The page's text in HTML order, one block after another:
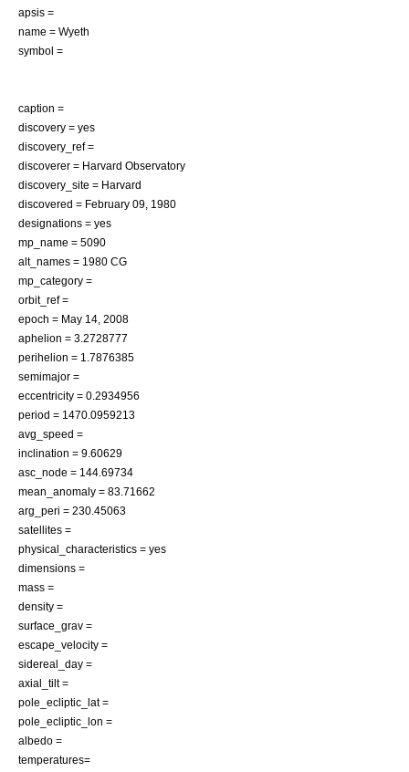
apsis =
name = Wyeth
symbol =
caption =
discovery = yes
discovery_ref =
discoverer = Harvard Observatory
discovery_site = Harvard
discovered = February 09 1980
designations = yes
mp_name = 5090
alt_names = 1980 CG
mp_category =
orbit_ref =
epoch = May 14 2008
aphelion = 3.2728777
perihelion = 1.7876385
semimajor =
eccentricity = 0.2934956
period = 1470.0959213
avg_speed =
inclination = 9.60629
asc_node = 144.69734
mean_anomaly = 83.71662
arg_peri = 230.45063
satellites =
physical_characteristics = yes
dimensions =
mass =
density =
surface_grav =
escape_velocity =
sidereal_day =
axial_tilt =
pole_ecliptic_lat =
pole_ecliptic_lon =
albedo =
temperatures=